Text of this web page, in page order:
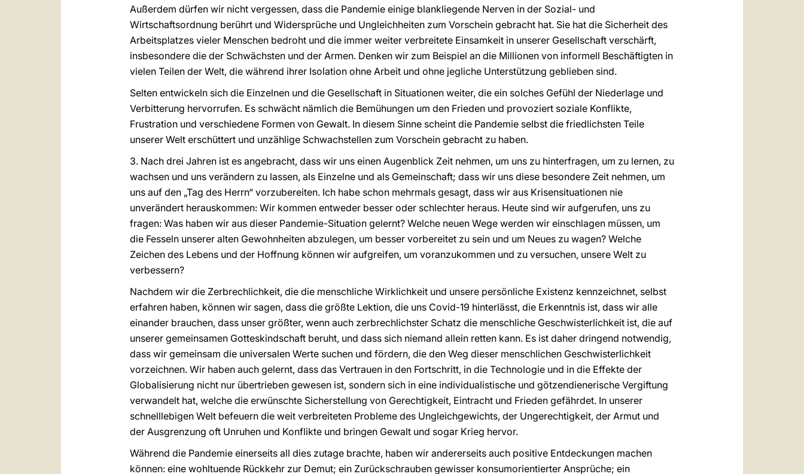
Außerdem dürfen wir nicht vergessen, dass die Pandemie einige blankliegende Nerven in der Sozial- und
Wirtschaftsordnung berührt und Widersprüche und Ungleichheiten zum Vorschein gebracht hat. Sie hat die Sicherheit des
Arbeitsplatzes vieler Menschen bedroht und die immer weiter verbreitete Einsamkeit in unserer Gesellschaft verschärft,
insbesondere die der Schwächsten und der Armen. Denken wir zum Beispiel an die Millionen von informell Beschäftigten in
vielen Teilen der Welt, die während ihrer Isolation ohne Arbeit und ohne jegliche Unterstützung geblieben sind.
Selten entwickeln sich die Einzelnen und die Gesellschaft in Situationen weiter, die ein solches Gefühl der Niederlage und
Verbitterung hervorrufen. Es schwächt nämlich die Bemühungen um den Frieden und provoziert soziale Konflikte,
Frustration und verschiedene Formen von Gewalt. In diesem Sinne scheint die Pandemie selbst die friedlichsten Teile
unserer Welt erschüttert und unzählige Schwachstellen zum Vorschein gebracht zu haben.
3. Nach drei Jahren ist es angebracht, dass wir uns einen Augenblick Zeit nehmen, um uns zu hinterfragen, um zu lernen, zu
wachsen und uns verändern zu lassen, als Einzelne und als Gemeinschaft; dass wir uns diese besondere Zeit nehmen, um
uns auf den „Tag des Herrn“ vorzubereiten. Ich habe schon mehrmals gesagt, dass wir aus Krisensituationen nie
unverändert herauskommen: Wir kommen entweder besser oder schlechter heraus. Heute sind wir aufgerufen, uns zu
fragen: Was haben wir aus dieser Pandemie-Situation gelernt? Welche neuen Wege werden wir einschlagen müssen, um
die Fesseln unserer alten Gewohnheiten abzulegen, um besser vorbereitet zu sein und um Neues zu wagen? Welche
Zeichen des Lebens und der Hoffnung können wir aufgreifen, um voranzukommen und zu versuchen, unsere Welt zu
verbessern?
Nachdem wir die Zerbrechlichkeit, die die menschliche Wirklichkeit und unsere persönliche Existenz kennzeichnet, selbst
erfahren haben, können wir sagen, dass die größte Lektion, die uns Covid-19 hinterlässt, die Erkenntnis ist, dass wir alle
einander brauchen, dass unser größter, wenn auch zerbrechlichster Schatz die menschliche Geschwisterlichkeit ist, die auf
unserer gemeinsamen Gotteskindschaft beruht, und dass sich niemand allein retten kann. Es ist daher dringend notwendig,
dass wir gemeinsam die universalen Werte suchen und fördern, die den Weg dieser menschlichen Geschwisterlichkeit
vorzeichnen. Wir haben auch gelernt, dass das Vertrauen in den Fortschritt, in die Technologie und in die Effekte der
Globalisierung nicht nur übertrieben gewesen ist, sondern sich in eine individualistische und götzendienerische Vergiftung
verwandelt hat, welche die erwünschte Sicherstellung von Gerechtigkeit, Eintracht und Frieden gefährdet. In unserer
schnelllebigen Welt befeuern die weit verbreiteten Probleme des Ungleichgewichts, der Ungerechtigkeit, der Armut und
der Ausgrenzung oft Unruhen und Konflikte und bringen Gewalt und sogar Krieg hervor.
Während die Pandemie einerseits all dies zutage brachte, haben wir andererseits auch positive Entdeckungen machen
können: eine wohltuende Rückkehr zur Demut; ein Zurückschrauben gewisser konsumorientierter Ansprüche; ein